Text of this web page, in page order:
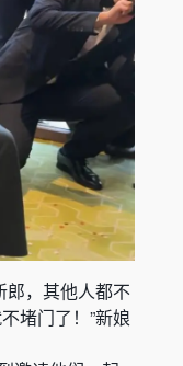
郎，其他人都不
堵门了！”新娘